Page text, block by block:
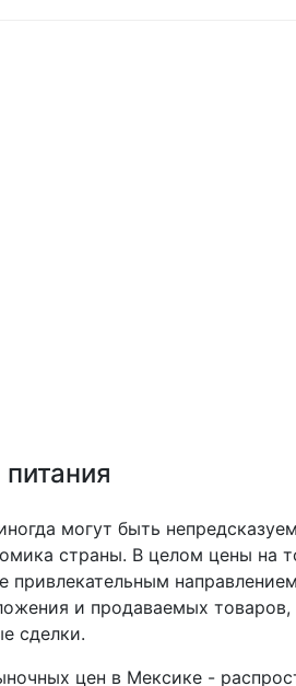
могут быть
страны. В целом цены на
привлекательным
и продаваемых
сделки.
цен в Мексике -